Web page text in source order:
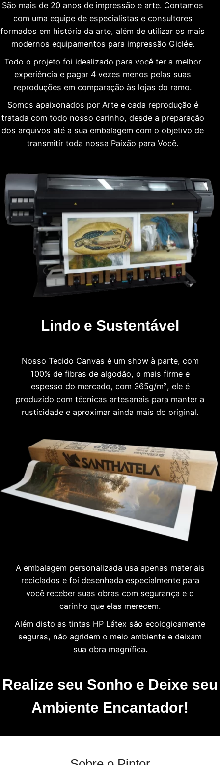
São mais de 20 anos de impressão e arte. Contamos
com uma equipe de especialistas e consultores
formados em história da arte, além de utilizar os mais
modernos equipamentos para impressão Giclée.
Todo o projeto foi idealizado para você ter a melhor
experiência e pagar 4 vezes menos pelas suas
reproduções em comparação às lojas do ramo.
Somos apaixonados por Arte e cada reprodução é
tratada com todo nosso carinho, desde a preparação
dos arquivos até a sua embalagem com o objetivo de
transmitir toda nossa Paixão para Você.
Lindo e Sustentável
Nosso Tecido Canvas é um show à parte, com
100% de fibras de algodão, o mais firme e
espesso do mercado, com 365g/m², ele é
produzido com técnicas artesanais para manter a
rusticidade e aproximar ainda mais do original.
A embalagem personalizada usa apenas materiais
reciclados e foi desenhada especialmente para
você receber suas obras com segurança e o
carinho que elas merecem.
Além disto as tintas HP Látex são ecologicamente
seguras, não agridem o meio ambiente e deixam
sua obra magnífica.
Realize seu Sonho e Deixe seu
Ambiente Encantador!